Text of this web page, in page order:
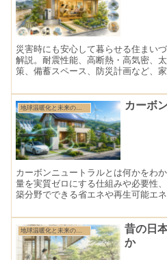
災害時にも安心して暮らせる住まい
解説。耐震性能、高断熱・高気密、
策、備蓄スペース、防災計画など、
地球温暖化と未来の住まい特集 カーボ
カーボンニュートラルとは何かをわ
量を実質ゼロにする仕組みや必要性
築分野でできる省エネや再生可能エ
地球温暖化と未来の住まい特集
昔の日
か